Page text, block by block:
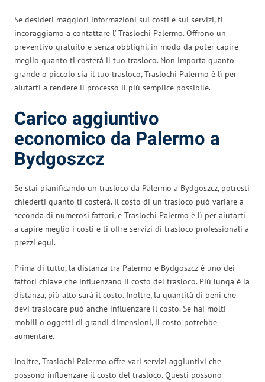
Se desideri maggiori informazioni sui costi e sui servizi, ti
incoraggiamo a contattare l’ Traslochi Palermo. Offrono un
preventivo gratuito e senza obblighi, in modo da poter capire
meglio quanto ti costerà il tuo trasloco. Non importa quanto
grande o piccolo sia il tuo trasloco, Traslochi Palermo è lì per
aiutarti a rendere il processo il più semplice possibile.
Carico aggiuntivo
economico da Palermo a
Bydgoszcz
Se stai pianificando un trasloco da Palermo a Bydgoszcz, potresti
chiederti quanto ti costerà. Il costo di un trasloco può variare a
seconda di numerosi fattori, e Traslochi Palermo è lì per aiutarti
a capire meglio i costi e ti offre servizi di trasloco professionali a
prezzi equi.
Prima di tutto, la distanza tra Palermo e Bydgoszcz è uno dei
fattori chiave che influenzano il costo del trasloco. Più lunga è la
distanza, più alto sarà il costo. Inoltre, la quantità di beni che
devi traslocare può anche influenzare il costo. Se hai molti
mobili o oggetti di grandi dimensioni, il costo potrebbe
aumentare.
Inoltre, Traslochi Palermo offre vari servizi aggiuntivi che
possono influenzare il costo del trasloco. Questi possono